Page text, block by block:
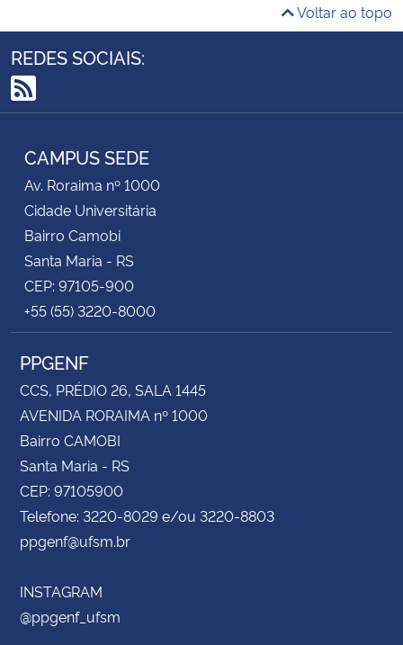
Voltar ao topo
REDES SOCIAIS:
RSS
CAMPUS SEDE
Av. Roraima nº 1000
Cidade Universitária
Bairro Camobi
Santa Maria - RS
CEP: 97105-900
+55 (55) 3220-8000
PPGENF
CCS, PRÉDIO 26, SALA 1445
AVENIDA RORAIMA nº 1000
Bairro CAMOBI
Santa Maria - RS
CEP: 97105900
Telefone: 3220-8029 e/ou 3220-8803
ppgenf@ufsm.br
INSTAGRAM
@ppgenf_ufsm